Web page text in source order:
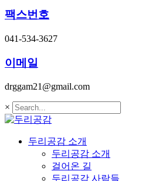
팩스번호
041-534-3627
이메일
drggam21@gmail.com
×
두리공감 소개
두리공감 소개
걸어온 길
두리공감 사람들